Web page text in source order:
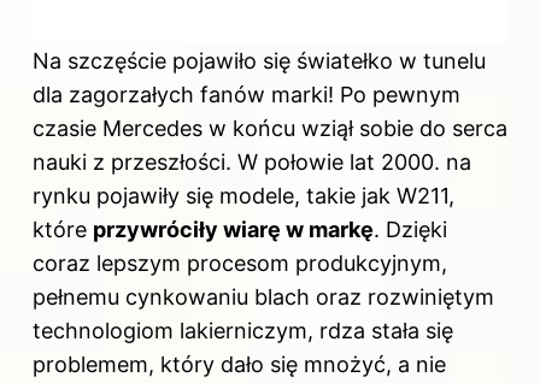
Na szczęście pojawiło się światełko w tunelu
dla zagorzałych fanów marki! Po pewnym
czasie Mercedes w końcu wziął sobie do serca
nauki z przeszłości. W połowie lat 2000. na
rynku pojawiły się modele, takie jak W211,
które przywróciły wiarę w markę. Dzięki
coraz lepszym procesom produkcyjnym,
pełnemu cynkowaniu blach oraz rozwiniętym
technologiom lakierniczym, rdza stała się
problemem, który dało się mnożyć, a nie